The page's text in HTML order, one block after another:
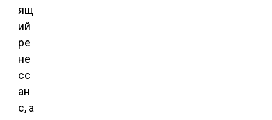
ящ
ий
ре
не
сс
ан
с, а